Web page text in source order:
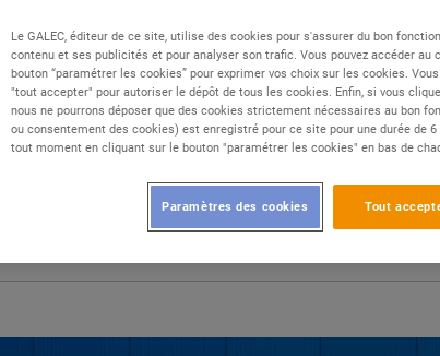
Le GALEC, éditeur de ce site, utilise des cookies pour s'assurer du bon
contenu et ses publicités et pour analyser son trafic. Vous pouvez accéder
bouton “paramétrer les cookies” pour exprimer vos choix sur les cookies.
"tout accepter" pour autoriser le dépôt de tous les cookies. Enfin, si vous
nous ne pourrons déposer que des cookies strictement nécessaires au bon
ou consentement des cookies) est enregistré pour ce site pour une durée de
tout moment en cliquant sur le bouton "paramétrer les cookies" en bas de
Tout
Paramètres des cookies